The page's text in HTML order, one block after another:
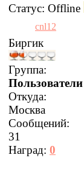
Статус: Offline
cnl12
Биргик
Группа:
Пользователи
Откуда:
Москва
Сообщений:
31
Наград: 0